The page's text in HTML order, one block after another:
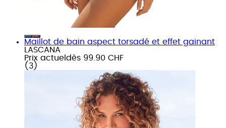
Maillot de bain aspect torsadé et effet gainant
LASCANA
Prix actuel dès 99.90 CHF
( 3 )